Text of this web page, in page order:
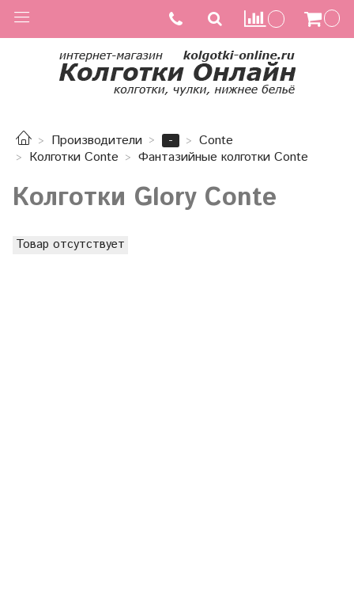
Производители -
Conte
Колготки Conte
Фантазийные колготки Conte
Колготки Glory Conte
Товар отсутствует